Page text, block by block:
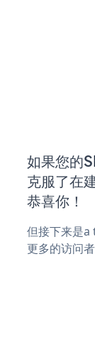
如果您的
克服了在
恭喜你！
但接下来是
更多的访问